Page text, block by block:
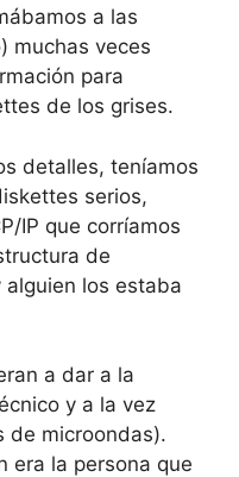
a las
muchas veces
para
de los grises.
detalles, teníamos
serios,
IP que corríamos
de
los estaba
a dar a la
y a la vez
de microondas).
era la persona que